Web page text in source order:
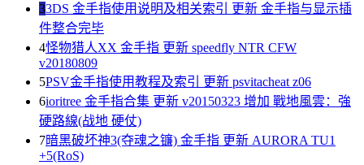
33DS 金手指使用说明及相关索引 更新 金手指与显示插
件整合完毕
4怪物猎人XX 金手指 更新 speedfly NTR CFW
v20180809
5PSV金手指使用教程及索引 更新 psvitacheat z06
6ioritree 金手指合集 更新 v20150323 增加 戰地風雲：強
硬路線(战地 硬仗)
7暗黑破坏神3(夺魂之镰) 金手指 更新 AURORA TU1
+5(RoS)